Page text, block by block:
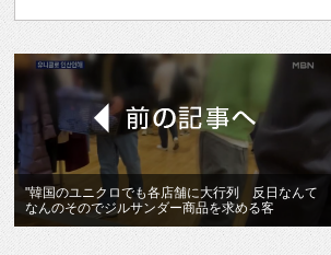
"韓国のユニクロでも各店舗に大行列 反日なんて
なんのそのでジルサンダー商品を求める客